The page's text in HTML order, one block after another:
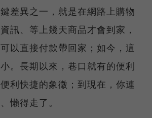
差異之一，就是在網路上購物
訊、等上幾天商品才會到家，
以直接付款帶回家；如今，這
。長期以來，巷口就有的便利
利快捷的象徵；到現在，你連
懶得走了。